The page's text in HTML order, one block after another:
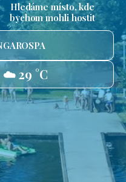
Hledáme místo, kde
bychom mohli hostit
☁️ 29 °C